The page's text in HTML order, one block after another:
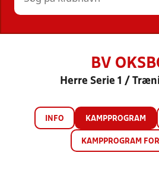
BV
Herre Serie 1 /
INFO KAMPPROGRAM
KAMPPROGRAM